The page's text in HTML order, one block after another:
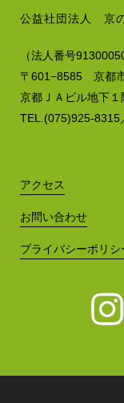
公益社団法人 京
（法人番号
〒601−8585 京都
京都ＪＡビル地下１
TEL.(075)925-8315
アクセス
お問い合わせ
プライバシーポリシ